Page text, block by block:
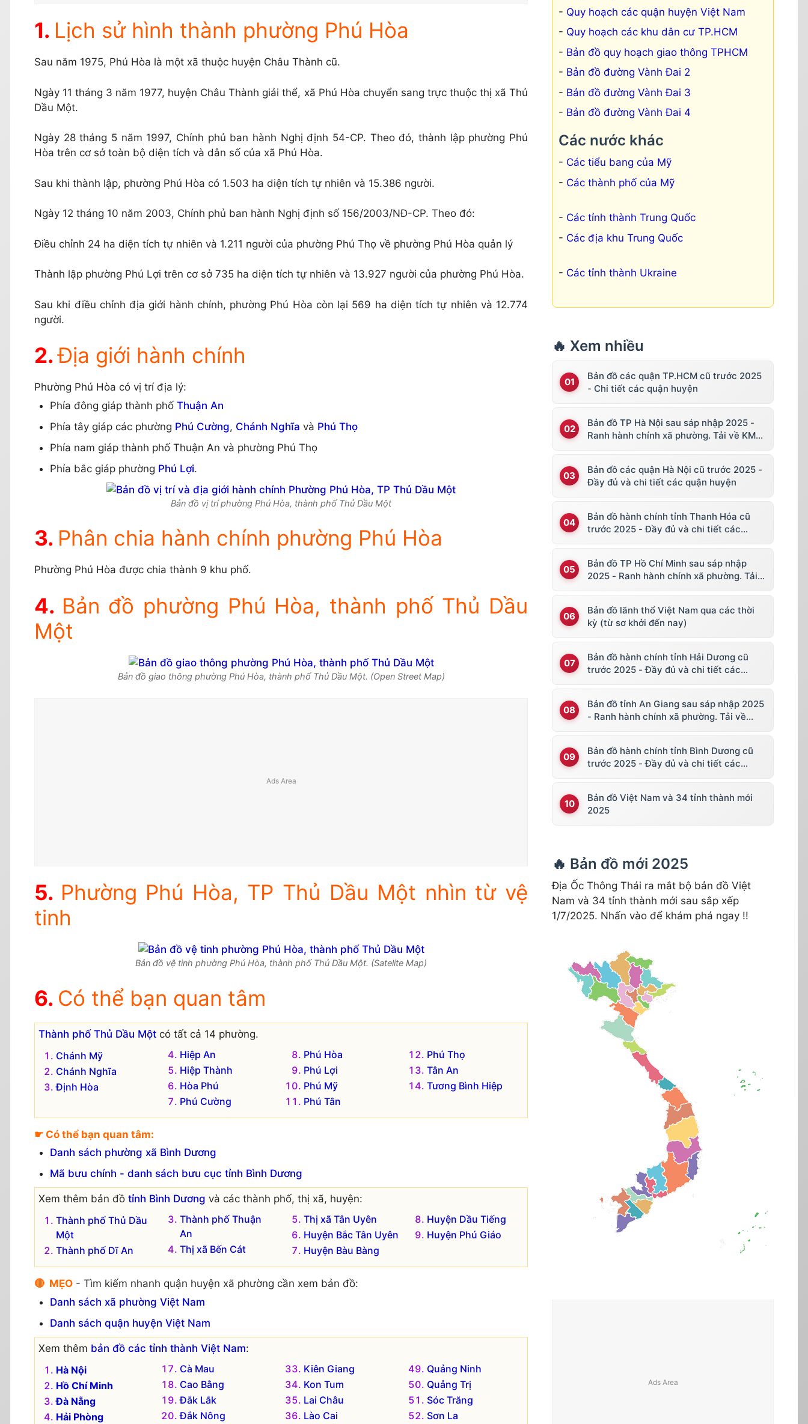
Lịch sử hình thành phường Phú Hòa
Sau năm 1975, Phú Hòa là một xã thuộc huyện Châu Thành cũ.
Ngày 11 tháng 3 năm 1977, huyện Châu Thành giải thể, xã Phú Hòa chuyển sang trực thuộc thị xã Thủ
Dầu Một.
Ngày 28 tháng 5 năm 1997, Chính phủ ban hành Nghị định 54-CP. Theo đó, thành lập phường Phú
Hòa trên cơ sở toàn bộ diện tích và dân số của xã Phú Hòa.
Sau khi thành lập, phường Phú Hòa có 1.503 ha diện tích tự nhiên và 15.386 người.
Ngày 12 tháng 10 năm 2003, Chính phủ ban hành Nghị định số 156/2003/NĐ-CP. Theo đó:
Điều chỉnh 24 ha diện tích tự nhiên và 1.211 người của phường Phú Thọ về phường Phú Hòa quản lý
Thành lập phường Phú Lợi trên cơ sở 735 ha diện tích tự nhiên và 13.927 người của phường Phú Hòa.
Sau khi điều chỉnh địa giới hành chính, phường Phú Hòa còn lại 569 ha diện tích tự nhiên và 12.774
người.
Địa giới hành chính
Phường Phú Hòa có vị trí địa lý:
Phía đông giáp thành phố Thuận An
Phía tây giáp các phường Phú Cường, Chánh Nghĩa và Phú Thọ
Phía nam giáp thành phố Thuận An và phường Phú Thọ
Phía bắc giáp phường Phú Lợi.
Bản đồ vị trí phường Phú Hòa, thành phố Thủ Dầu Một
Phân chia hành chính phường Phú Hòa
Phường Phú Hòa được chia thành 9 khu phố.
Bản đồ phường Phú Hòa, thành phố Thủ Dầu
Một
Bản đồ giao thông phường Phú Hòa, thành phố Thủ Dầu Một. (Open Street Map)
Phường Phú Hòa, TP Thủ Dầu Một nhìn từ vệ
tinh
Bản đồ vệ tinh phường Phú Hòa, thành phố Thủ Dầu Một. (Satelite Map)
Có thể bạn quan tâm
Thành phố Thủ Dầu Một có tất cả 14 phường.
Chánh Mỹ
Chánh Nghĩa
Định Hòa
Hiệp An
Hiệp Thành
Hòa Phú
Phú Cường
Phú Hòa
Phú Lợi
Phú Mỹ
Phú Tân
Phú Thọ
Tân An
Tương Bình Hiệp
☛ Có thể bạn quan tâm:
Danh sách phường xã Bình Dương
Mã bưu chính - danh sách bưu cục tỉnh Bình Dương
Xem thêm bản đồ tỉnh Bình Dương và các thành phố, thị xã, huyện:
Thành phố Thủ Dầu
Một
Thành phố Dĩ An
Thành phố Thuận
An
Thị xã Bến Cát
Thị xã Tân Uyên
Huyện Bắc Tân Uyên
Huyện Bàu Bàng
Huyện Dầu Tiếng
Huyện Phú Giáo
🔴 MẸO - Tìm kiếm nhanh quận huyện xã phường cần xem bản đồ:
Danh sách xã phường Việt Nam
Danh sách quận huyện Việt Nam
Xem thêm bản đồ các tỉnh thành Việt Nam:
Hà Nội
Hồ Chí Minh
Đà Nẵng
Hải Phòng
Cà Mau
Cao Bằng
Đắk Lắk
Đắk Nông
Kiên Giang
Kon Tum
Lai Châu
Lào Cai
Quảng Ninh
Quảng Trị
Sóc Trăng
Sơn La
Quy hoạch các quận huyện Việt Nam
Quy hoạch các khu dân cư TP.HCM
Bản đồ quy hoạch giao thông TPHCM
Bản đồ đường Vành Đai 2
Bản đồ đường Vành Đai 3
Bản đồ đường Vành Đai 4
Các nước khác
Các tiểu bang của Mỹ
Các thành phố của Mỹ
Các tỉnh thành Trung Quốc
Các địa khu Trung Quốc
Các tỉnh thành Ukraine
🔥 Xem nhiều
Bản đồ các quận TP.HCM cũ trước 2025
- Chi tiết các quận huyện
Bản đồ TP Hà Nội sau sáp nhập 2025 -
Ranh hành chính xã phường. Tải về KML,
Bản đồ các quận Hà Nội cũ trước 2025 -
Đầy đủ và chi tiết các quận huyện
Bản đồ hành chính tỉnh Thanh Hóa cũ
trước 2025 - Đầy đủ và chi tiết các
Bản đồ TP Hồ Chí Minh sau sáp nhập
2025 - Ranh hành chính xã phường. Tải
Bản đồ lãnh thổ Việt Nam qua các thời
kỳ (từ sơ khởi đến nay)
Bản đồ hành chính tỉnh Hải Dương cũ
trước 2025 - Đầy đủ và chi tiết các
Bản đồ tỉnh An Giang sau sáp nhập 2025
- Ranh hành chính xã phường. Tải về
Bản đồ hành chính tỉnh Bình Dương cũ
trước 2025 - Đầy đủ và chi tiết các
Bản đồ Việt Nam và 34 tỉnh thành mới
2025
🔥 Bản đồ mới 2025
Địa Ốc Thông Thái ra mắt bộ bản đồ Việt
Nam và 34 tỉnh thành mới sau sắp xếp
1/7/2025. Nhấn vào để khám phá ngay !!